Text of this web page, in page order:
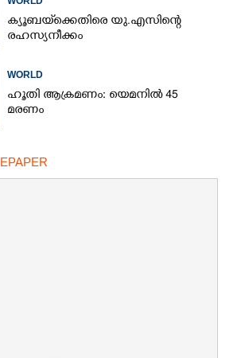
ക്യൂബയ്‌ക്കെതിരെ യു.എസിന്റെ
രഹസ്യനീക്കം
WORLD
ഹൂതി ആക്രമണം: യെമനിൽ 45
മരണം
EPAPER